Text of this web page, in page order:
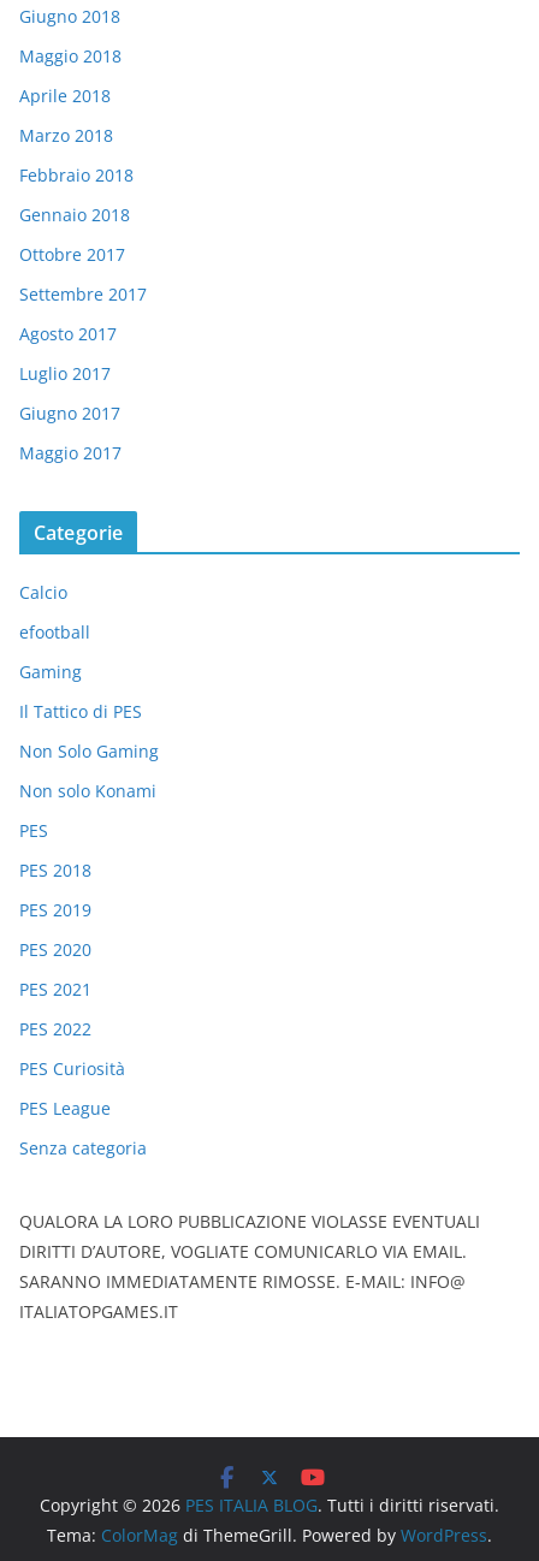
Giugno 2018
Maggio 2018
Aprile 2018
Marzo 2018
Febbraio 2018
Gennaio 2018
Ottobre 2017
Settembre 2017
Agosto 2017
Luglio 2017
Giugno 2017
Maggio 2017
Categorie
Calcio
efootball
Gaming
Il Tattico di PES
Non Solo Gaming
Non solo Konami
PES
PES 2018
PES 2019
PES 2020
PES 2021
PES 2022
PES Curiosità
PES League
Senza categoria
QUALORA LA LORO PUBBLICAZIONE VIOLASSE EVENTUALI
DIRITTI D’AUTORE, VOGLIATE COMUNICARLO VIA EMAIL.
SARANNO IMMEDIATAMENTE RIMOSSE. E-MAIL: INFO@
ITALIATOPGAMES.IT
Copyright © 2026 PES ITALIA BLOG. Tutti i diritti riservati.
Tema: ColorMag di ThemeGrill. Powered by WordPress.